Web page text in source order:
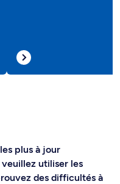
plus à jour
utiliser les
des difficultés à